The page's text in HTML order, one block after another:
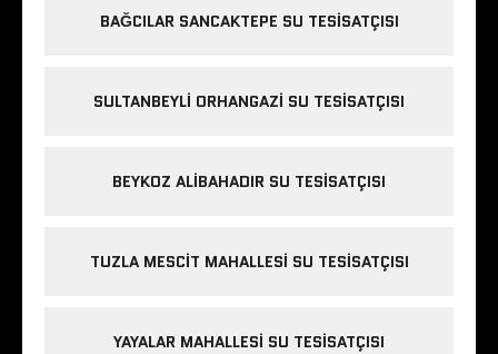
BAĞCILAR SANCAKTEPE SU TESISATÇISI
SULTANBEYLI ORHANGAZI SU TESISATÇISI
BEYKOZ ALIBAHADIR SU TESISATÇISI
TUZLA MESCIT MAHALLESI SU TESISATÇISI
YAYALAR MAHALLESI SU TESISATÇISI